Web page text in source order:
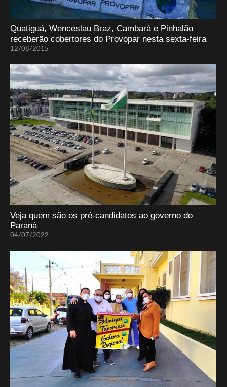
Quatiguá, Wenceslau Braz, Cambará e Pinhalão
receberão cobertores do Provopar nesta sexta-feira
12/08/2015
Veja quem são os pré-candidatos ao governo do
Paraná
04/07/2022